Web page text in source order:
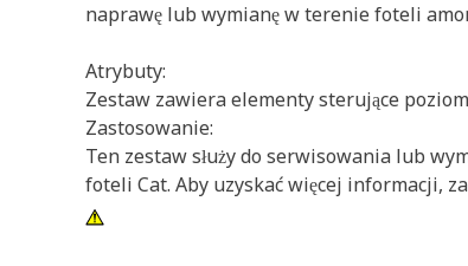
naprawę lub wymianę w terenie foteli
Atrybuty:
Zestaw zawiera elementy sterujące
Zastosowanie:
Ten zestaw służy do serwisowania lub
foteli Cat. Aby uzyskać więcej informacji,